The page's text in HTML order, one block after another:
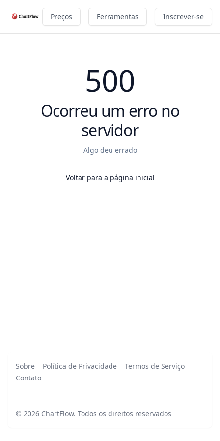
Preços Ferramentas Inscrever-se
500
Ocorreu um erro no
servidor
Algo deu errado
Voltar para a página inicial
Sobre Política de Privacidade
Termos de Serviço
Contato
© 2026 ChartFlow. Todos os direitos reservados